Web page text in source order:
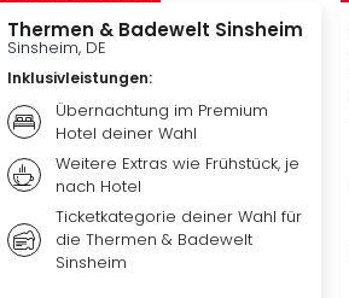
Thermen & Badewelt Sinsheim
Sinsheim, DE
Inklusivleistungen:
Übernachtung im Premium
Hotel deiner Wahl
Weitere Extras wie Frühstück, je
nach Hotel
Ticketkategorie deiner Wahl für
die Thermen & Badewelt
Sinsheim